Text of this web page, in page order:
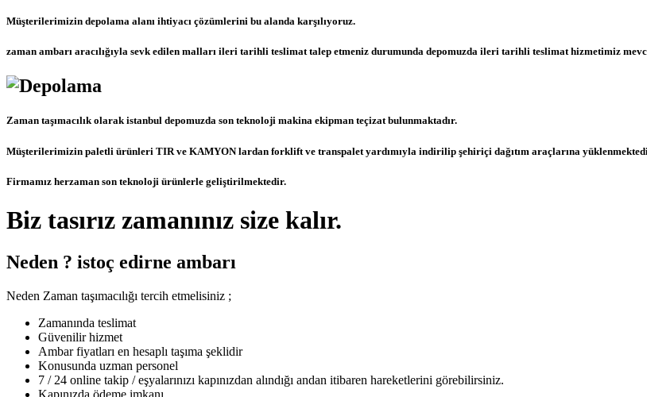
Müşterilerimizin depolama alanı ihtiyacı çözümlerini bu alanda karşılıyoruz.
zaman ambarı aracılığıyla sevk edilen malları ileri tarihli teslimat talep etmeniz durumunda depomuzda ileri tarihli teslimat hizmetimiz
Zaman taşımacılık olarak istanbul depomuzda son teknoloji makina ekipman teçizat bulunmaktadır.
Müşterilerimizin paletli ürünleri TIR ve KAMYON lardan forklift ve transpalet yardımıyla indirilip şehiriçi dağıtım araçlarına
Firmamız herzaman son teknoloji ürünlerle geliştirilmektedir.
Biz tasırız zamanınız size kalır.
Neden ? istoç edirne ambarı
Neden Zaman taşımacılığı tercih etmelisiniz ;
Zamanında teslimat
Güvenilir hizmet
Ambar fiyatları en hesaplı taşıma şeklidir
Konusunda uzman personel
7 / 24 online takip / eşyalarınızı kapınızdan alındığı andan itibaren hareketlerini görebilirsiniz.